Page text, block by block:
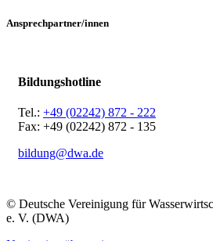
Ansprechpartner/innen
Bildungshotline
Tel.: +49 (02242) 872 - 222
Fax: +49 (02242) 872 - 135
bildung@dwa.de
© Deutsche Vereinigung für
e. V. (DWA)